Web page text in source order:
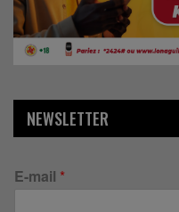
NEWSLETTER
E-mail *